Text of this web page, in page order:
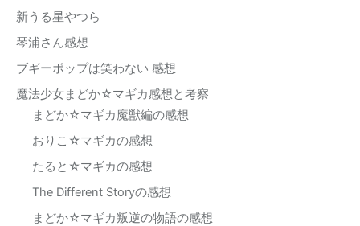
新うる星やつら
琴浦さん感想
ブギーポップは笑わない 感想
魔法少女まどか☆マギカ感想と考察
まどか☆マギカ魔獣編の感想
おりこ☆マギカの感想
たると☆マギカの感想
The Different Storyの感想
まどか☆マギカ叛逆の物語の感想